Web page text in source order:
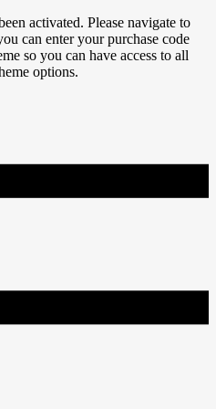
activated. Please navigate to
can enter your purchase code
so you can have access to all
options.